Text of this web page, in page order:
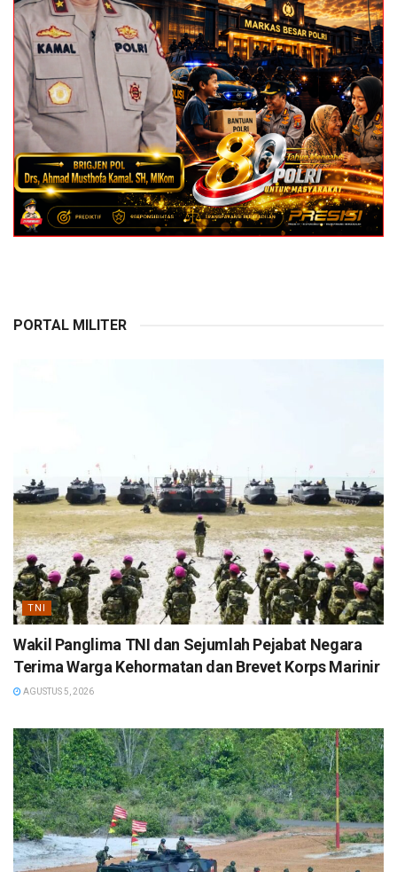
PORTAL MILITER
TNI
Wakil Panglima TNI dan Sejumlah Pejabat Negara
Terima Warga Kehormatan dan Brevet Korps Marinir
AGUSTUS 5, 2026